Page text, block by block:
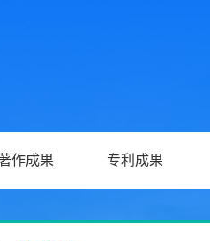
作成果 专利成果